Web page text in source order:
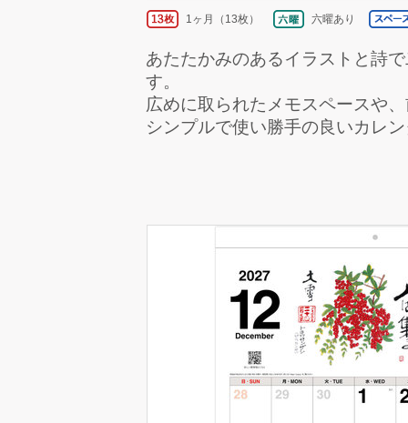
1ヶ月（13枚） 六曜あり
あたたかみのあるイラストと詩
す。
広めに取られたメモスペースや
シンプルで使い勝手の良いカレ